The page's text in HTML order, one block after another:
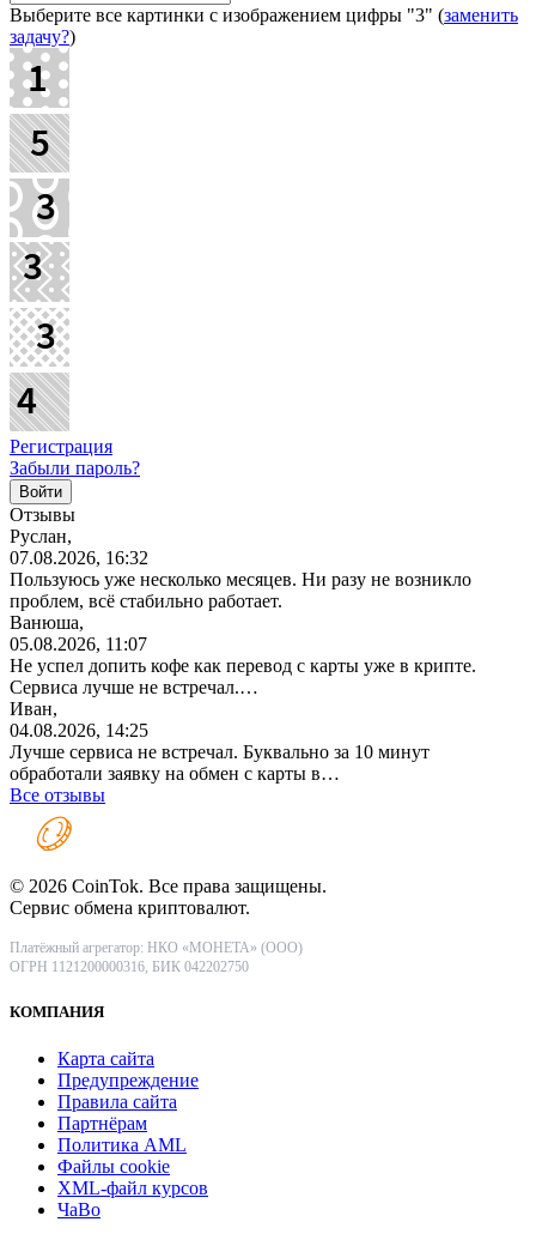
Выберите все картинки с изображением цифры "3" (заменить
задачу?)
Регистрация
Забыли пароль?
Отзывы
Руслан,
07.08.2026, 16:32
Пользуюсь уже несколько месяцев. Ни разу не возникло
проблем, всё стабильно работает.
Ванюша,
05.08.2026, 11:07
Не успел допить кофе как перевод с карты уже в крипте.
Сервиса лучше не встречал.…
Иван,
04.08.2026, 14:25
Лучше сервиса не встречал. Буквально за 10 минут
обработали заявку на обмен с карты в…
Все отзывы
© 2026 CoinTok. Все права защищены.
Сервис обмена криптовалют.
Платёжный агрегатор: НКО «МОНЕТА» (ООО)
ОГРН 1121200000316, БИК 042202750
КОМПАНИЯ
Карта сайта
Предупреждение
Правила сайта
Партнёрам
Политика AML
Файлы coоkie
XML-файл курсов
ЧаВо